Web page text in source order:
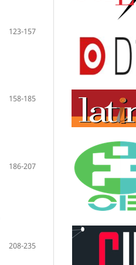
123-157
158-185
186-207
208-235